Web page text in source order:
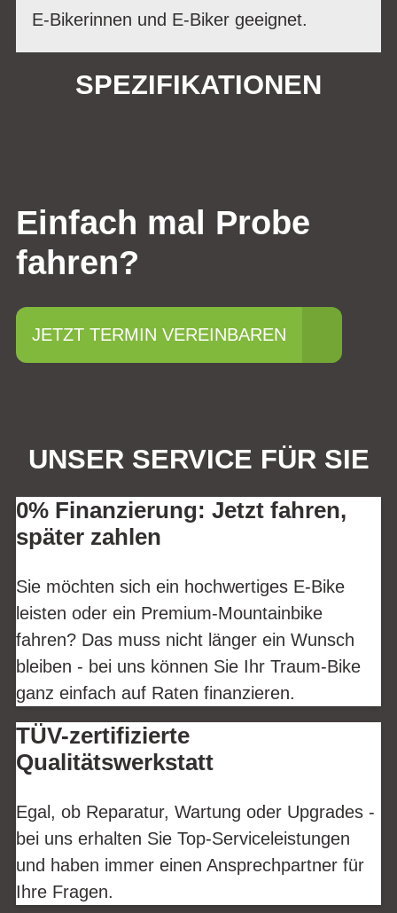
E-Bikerinnen und E-Biker geeignet.
SPEZIFIKATIONEN
Einfach mal Probe
fahren?
JETZT TERMIN VEREINBAREN
UNSER SERVICE FÜR SIE
0% Finanzierung: Jetzt fahren,
später zahlen
Sie möchten sich ein hochwertiges E-Bike
leisten oder ein Premium-Mountainbike
fahren? Das muss nicht länger ein Wunsch
bleiben - bei uns können Sie Ihr Traum-Bike
ganz einfach auf Raten finanzieren.
TÜV-zertifizierte
Qualitätswerkstatt
Egal, ob Reparatur, Wartung oder Upgrades -
bei uns erhalten Sie Top-Serviceleistungen
und haben immer einen Ansprechpartner für
Ihre Fragen.